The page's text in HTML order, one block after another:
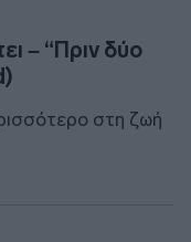
– “Πριν δύο
στη ζωή